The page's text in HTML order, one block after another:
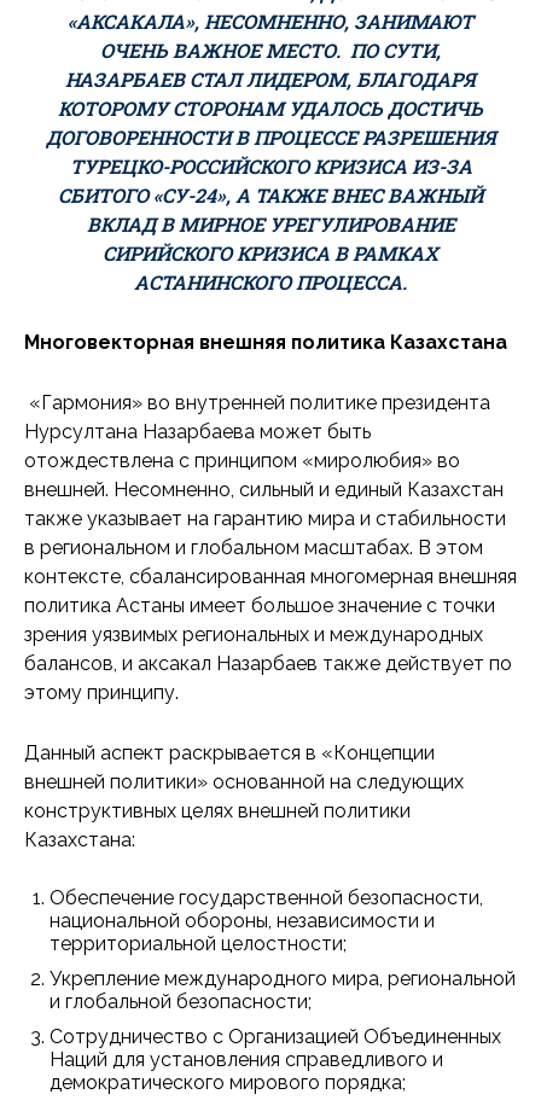
«АКСАКАЛА», НЕСОМНЕННО, ЗАНИМАЮТ
ОЧЕНЬ ВАЖНОЕ МЕСТО. ПО СУТИ,
НАЗАРБАЕВ СТАЛ ЛИДЕРОМ, БЛАГОДАРЯ
КОТОРОМУ СТОРОНАМ УДАЛОСЬ ДОСТИЧЬ
ДОГОВОРЕННОСТИ В ПРОЦЕССЕ РАЗРЕШЕНИЯ
ТУРЕЦКО-РОССИЙСКОГО КРИЗИСА ИЗ-ЗА
СБИТОГО «СУ-24», А ТАКЖЕ ВНЕС ВАЖНЫЙ
ВКЛАД В МИРНОЕ УРЕГУЛИРОВАНИЕ
СИРИЙСКОГО КРИЗИСА В РАМКАХ
АСТАНИНСКОГО ПРОЦЕССА.
Многовекторная внешняя политика Казахстана
«Гармония» во внутренней политике президента
Нурсултана Назарбаева может быть
отождествлена с принципом «миролюбия» во
внешней. Несомненно, сильный и единый Казахстан
также указывает на гарантию мира и стабильности
в региональном и глобальном масштабах. В этом
контексте, сбалансированная многомерная внешняя
политика Астаны имеет большое значение с точки
зрения уязвимых региональных и международных
балансов, и аксакал Назарбаев также действует по
этому принципу.
Данный аспект раскрывается в «Концепции
внешней политики» основанной на следующих
конструктивных целях внешней политики
Казахстана:
Обеспечение государственной безопасности,
национальной обороны, независимости и
территориальной целостности;
Укрепление международного мира, региональной
и глобальной безопасности;
Сотрудничество с Организацией Объединенных
Наций для установления справедливого и
демократического мирового порядка;